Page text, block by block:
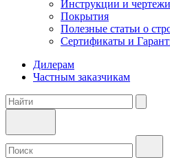
Инструкции и чертежи
Покрытия
Полезные статьи о
Сертификаты и
Дилерам
Частным заказчикам